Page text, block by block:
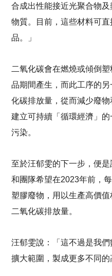
合成出性能接近光聚合物
物質。目前，這些材料可
品。」
二氧化碳會在燃燒或傾倒
品期間產生，而此工序的
化碳排放量，從而減少廢
建立可持續「循環經濟」
污染。
至於汪郁雯的下一步，便
和團隊希望在2023年前，
塑膠廢物，用以生產高價
二氧化碳排放量。
汪郁雯說：「這不過是我
擴大範圍，製成更多不同的